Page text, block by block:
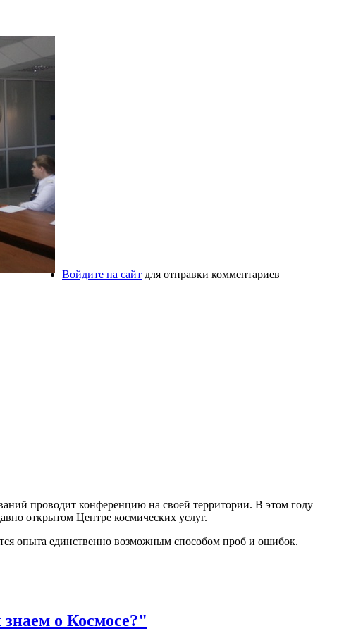
Войдите на сайт для отправки комментариев
проводит конференцию на своей территории. В этом году
открытом Центре космических услуг.
опыта единственно возможным способом проб и ошибок.
о Космосе?"